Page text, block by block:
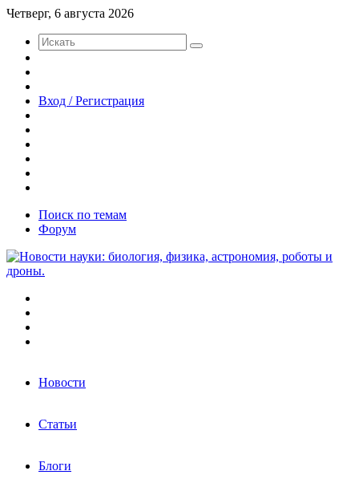
Четверг, 6 августа 2026
Искать
статья
Вход / Регистрация
Поиск по темам
Форум
Новости
Статьи
Блоги